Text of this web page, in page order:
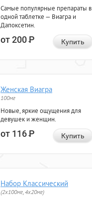
Самые популярные препараты в
одной таблетке — Виагра и
Дапоксетин.
от 200Р Купить
Женская Виагра
100мг
Новые, яркие ощущения для
девушек и женщин.
от 116Р Купить
Набор Классический
(2x100мг, 4x20мг)